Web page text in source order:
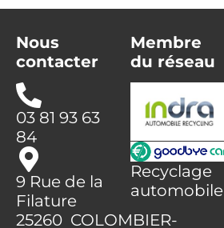
Nous
contacter
03 81 93 63
84
9 Rue de la
Filature
25260 COLOMBIER-
Membre
du réseau
Recyclage
automobile